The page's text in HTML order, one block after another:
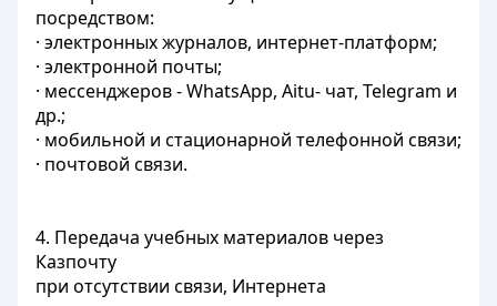
посредством:
· электронных журналов, интернет-платформ;
· электронной почты;
· месcенджеров - WhatsApp, Aitu- чат, Telegram и
др.;
· мобильной и стационарной телефонной связи;
· почтовой связи.
4. Передача учебных материалов через
Казпочту
при отсутствии связи, Интернета